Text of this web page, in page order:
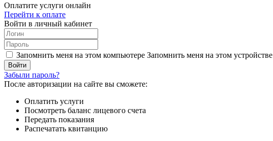
Оплатите услуги онлайн
Перейти к оплате
Войти в личный кабинет
Запомнить меня на этом компьютере Запомнить меня на этом устройстве
Забыли пароль?
После авторизации на сайте вы сможете:
Оплатить услуги
Посмотреть баланс лицевого счета
Передать показания
Распечатать квитанцию